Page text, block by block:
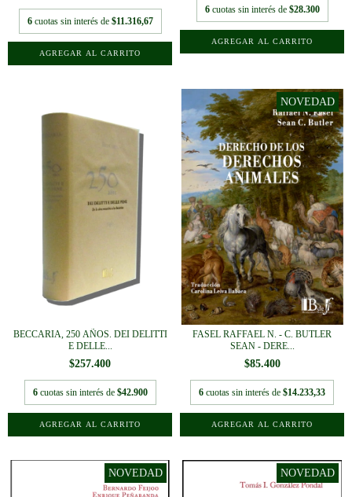
6 cuotas sin interés de $11.316,67
6 cuotas sin interés de $28.300
BECCARIA, 250 AÑOS. DEI DELITTI
E DELLE...
$257.400
6 cuotas sin interés de $42.900
FASEL RAFFAEL N. - C. BUTLER
SEAN - DERE...
$85.400
6 cuotas sin interés de $14.233,33